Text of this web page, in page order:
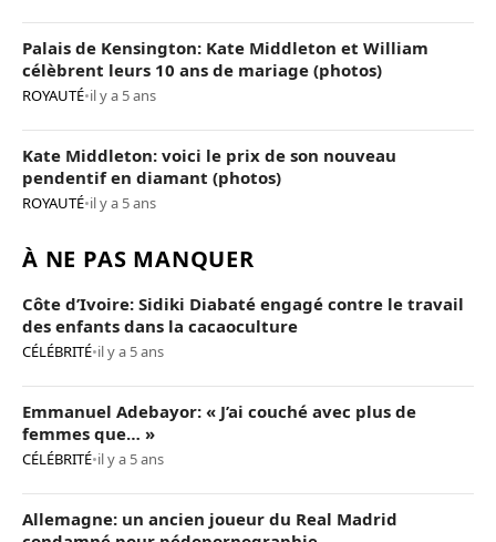
Palais de Kensington: Kate Middleton et William
célèbrent leurs 10 ans de mariage (photos)
ROYAUTÉ•il y a 5 ans
Kate Middleton: voici le prix de son nouveau
pendentif en diamant (photos)
ROYAUTÉ•il y a 5 ans
À NE PAS MANQUER
Côte d’Ivoire: Sidiki Diabaté engagé contre le travail
des enfants dans la cacaoculture
CÉLÉBRITÉ•il y a 5 ans
Emmanuel Adebayor: « J’ai couché avec plus de
femmes que… »
CÉLÉBRITÉ•il y a 5 ans
Allemagne: un ancien joueur du Real Madrid